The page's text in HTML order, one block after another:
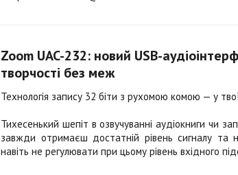
Zoom UAC-232: новий USB-
творчості без меж
Технологія запису 32 біти з рухомою комою — у
Тихесенький шепіт в озвучуванні аудіокниги чи
завжди отримаєш достатній рівень сигналу та
навіть не регулювати при цьому рівень вхідного